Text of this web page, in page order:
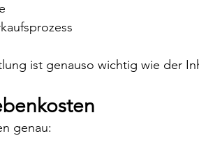
ist genauso wichtig wie der
genau: